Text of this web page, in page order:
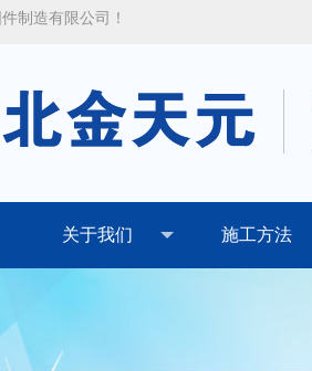
制造有限公司！
关于我们 施工方法